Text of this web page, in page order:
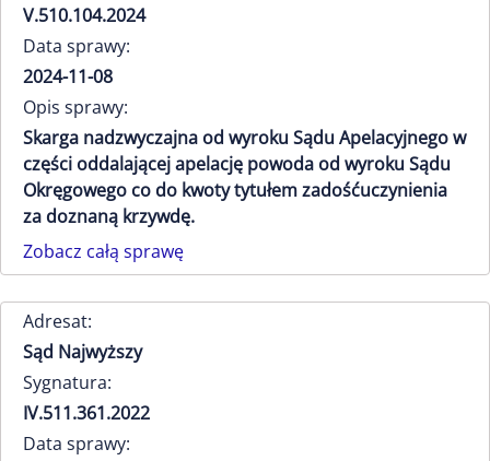
V.510.104.2024
Data sprawy:
2024-11-08
Opis sprawy:
Skarga nadzwyczajna od wyroku Sądu Apelacyjnego w
części oddalającej apelację powoda od wyroku Sądu
Okręgowego co do kwoty tytułem zadośćuczynienia
za doznaną krzywdę.
Zobacz całą sprawę
Adresat:
Sąd Najwyższy
Sygnatura:
IV.511.361.2022
Data sprawy: